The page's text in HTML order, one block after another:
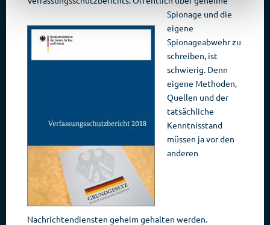
Spionage und die
eigene
Spionageabwehr zu
schreiben, ist
schwierig. Denn
eigene Methoden,
Quellen und der
tatsächliche
Kenntnisstand
müssen ja vor den
anderen
Nachrichtendiensten geheim gehalten werden.